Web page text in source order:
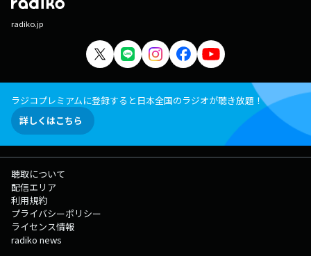
radiko.jp
ラジコプレミアムに登録すると日本全国のラジオが聴き放題！
詳しくはこちら
聴取について
配信エリア
利用規約
プライバシーポリシー
ライセンス情報
radiko news